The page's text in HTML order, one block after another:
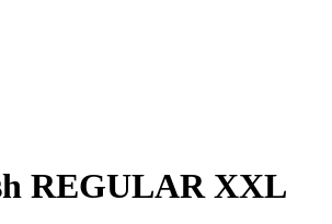
REGULAR XXL